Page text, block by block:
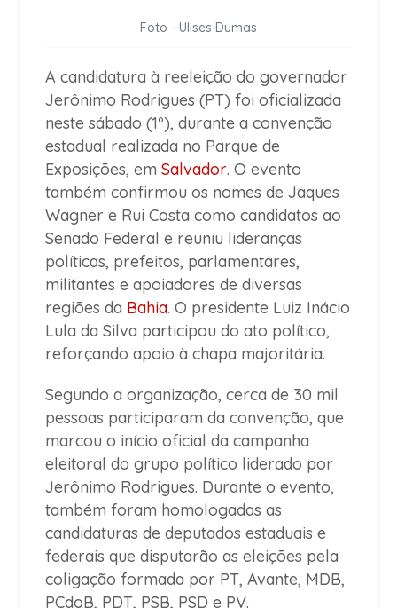
Foto - Ulises Dumas
A candidatura à reeleição do governador
Jerônimo Rodrigues (PT) foi oficializada
neste sábado (1º), durante a convenção
estadual realizada no Parque de
Exposições, em Salvador. O evento
também confirmou os nomes de Jaques
Wagner e Rui Costa como candidatos ao
Senado Federal e reuniu lideranças
políticas, prefeitos, parlamentares,
militantes e apoiadores de diversas
regiões da Bahia. O presidente Luiz Inácio
Lula da Silva participou do ato político,
reforçando apoio à chapa majoritária.
Segundo a organização, cerca de 30 mil
pessoas participaram da convenção, que
marcou o início oficial da campanha
eleitoral do grupo político liderado por
Jerônimo Rodrigues. Durante o evento,
também foram homologadas as
candidaturas de deputados estaduais e
federais que disputarão as eleições pela
coligação formada por PT, Avante, MDB,
PCdoB, PDT, PSB, PSD e PV.